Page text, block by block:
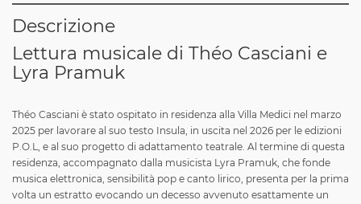
Descrizione
Lettura musicale di Théo Casciani e
Lyra Pramuk
Théo Casciani è stato ospitato in residenza alla Villa Medici nel marzo
2025 per lavorare al suo testo Insula, in uscita nel 2026 per le edizioni
P.O.L, e al suo progetto di adattamento teatrale. Al termine di questa
residenza, accompagnato dalla musicista Lyra Pramuk, che fonde
musica elettronica, sensibilità pop e canto lirico, presenta per la prima
volta un estratto evocando un decesso avvenuto esattamente un